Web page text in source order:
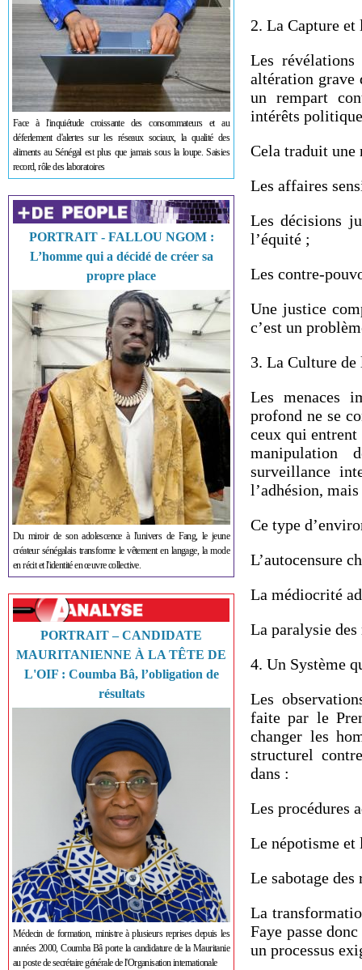
Face à l'inquiétude croissante des consommateurs et au
déferlement d'alertes sur les réseaux sociaux, la qualité des
aliments au Sénégal est plus que jamais sous la loupe. Saisies
record, rôle des laboratoires
PORTRAIT - FALLOU NGOM :
L’homme qui a décidé de créer sa
propre place
Du miroir de son adolescence à l'univers de Fang, le jeune
créateur sénégalais transforme le vêtement en langage, la mode
en récit et l'identité en œuvre collective.
PORTRAIT – CANDIDATE
MAURITANIENNE À LA TÊTE DE
L'OIF : Coumba Bâ, l’obligation de
résultats
Médecin de formation, ministre à plusieurs reprises depuis les
années 2000, Coumba Bâ porte la candidature de la Mauritanie
au poste de secrétaire générale de l'Organisation internationale
2. La Capture
Les
altération grave
un rempart
intérêts
Cela traduit une
Les affaires
Les décisions
l’équité ;
Les contre-
Une justice
c’est un
3. La Culture de
Les menaces
profond ne se
ceux qui entrent
manipulation
surveillance
l’adhésion,
Ce type
L’autocensure
La médiocrité
La paralysie
4. Un Système
Les
faite par le
changer les
structurel
dans :
Les procédures
Le népotisme
Le sabotage
La
Faye passe
un processus